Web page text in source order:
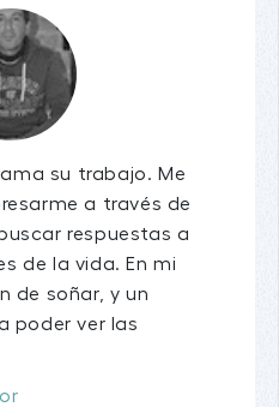
su trabajo. Me
a través de
respuestas a
de la vida. En mi
de soñar, y un
poder ver las